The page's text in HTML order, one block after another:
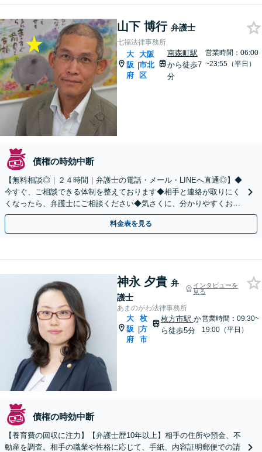
山下 博行 弁護士
七福法律事務所
大
阪
府
|
大阪
市北
区
南森町駅
から徒歩7
分
営業時間：06:00
~23:55（平日）
債権の時効中断
【無料相談◎｜２４時間｜弁護士の電話・メール・LINEへ直通◎】◆
今すぐ、ご相談できる体制を整えております◆相手と連絡が取りにく
くなったら、弁護士にご相談ください◆気さくに、分かりやすくお答
えします。弁護士直通LINE【@685dvpfm】
料金表を見る
神永 夕貴 弁
護士
インタビューを
見る
あまのがわ法律事務所
大
阪
府
|
枚
方
市
枚方市駅 か
ら徒歩5分
営業時間：09:30~
19:00（平日）
債権の時効中断
【養育費の回収に注力】【弁護士歴10年以上】相手の住所や預金、不
動産を調査。相手の職業や性格に応じて、手紙、内容証明郵便での請